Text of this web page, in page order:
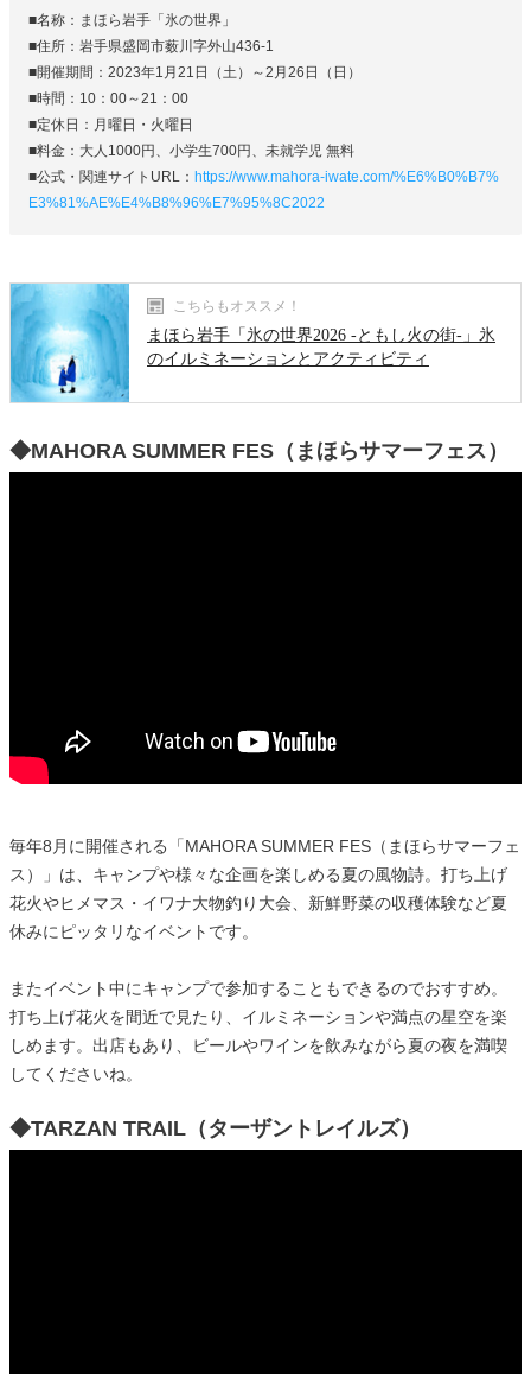
■名称：まほら岩手「氷の世界」
■住所：岩手県盛岡市薮川字外山436-1
■開催期間：2023年1月21日（土）～2月26日（日）
■時間：10：00～21：00
■定休日：月曜日・火曜日
■料金：大人1000円、小学生700円、未就学児 無料
■公式・関連サイトURL： https://www.mahora-iwate.com/%E6%B0%B7%
E3%81%AE%E4%B8%96%E7%95%8C2022
こちらもオススメ！
まほら岩手「氷の世界2026 -ともし火の街-」氷
のイルミネーションとアクティビティ
◆MAHORA SUMMER FES（まほらサマーフェス）
毎年8月に開催される「MAHORA SUMMER FES（まほらサマーフェ
ス）」は、キャンプや様々な企画を楽しめる夏の風物詩。打ち上げ
花火やヒメマス・イワナ大物釣り大会、新鮮野菜の収穫体験など夏
休みにピッタリなイベントです。
またイベント中にキャンプで参加することもできるのでおすすめ。
打ち上げ花火を間近で見たり、イルミネーションや満点の星空を楽
しめます。出店もあり、ビールやワインを飲みながら夏の夜を満喫
してくださいね。
◆TARZAN TRAIL（ターザントレイルズ）